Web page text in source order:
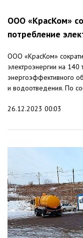
ООО «КрасКом»
потребление
ООО «КрасКом»
электроэнергии на 140
энергоэффективного
и водоотведения. По
26.12.2023 00:03